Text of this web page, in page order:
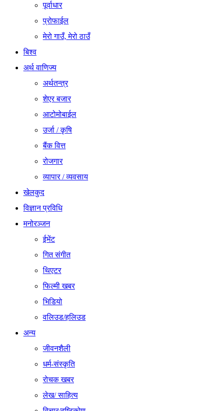
पूर्वाधार
प्रोफाईल
मेरो गाउँ, मेरो ठाउँ
बिश्व
अर्थ वाणिज्य
अर्थतन्त्र
शेएर बजार
आटोमोबाईल
उर्जा / कृषि
बैंक वित्त
रोजगार
व्यापार / व्यवसाय
खेलकुद
विज्ञान प्रविधि
मनोरञ्जन
ईभेंट
गित संगीत
थिएटर
फिल्मी खबर
भिडियो
वलिउड/हलिउड
अन्य
जीवनशैली
धर्म-संस्कृति
रोचक खबर
लेख/ साहित्य